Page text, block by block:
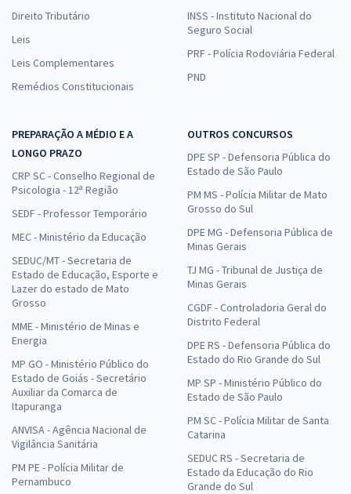
Direito Tributário
Leis
Leis Complementares
Remédios Constitucionais
INSS - Instituto Nacional do
Seguro Social
PRF - Polícia Rodoviária Federal
PND
PREPARAÇÃO A MÉDIO E A
LONGO PRAZO
CRP SC - Conselho Regional de
Psicologia - 12ª Região
SEDF - Professor Temporário
MEC - Ministério da Educação
SEDUC/MT - Secretaria de
Estado de Educação, Esporte e
Lazer do estado de Mato
Grosso
MME - Ministério de Minas e
Energia
MP GO - Ministério Público do
Estado de Goiás - Secretário
Auxiliar da Comarca de
Itapuranga
ANVISA - Agência Nacional de
Vigilância Sanitária
PM PE - Polícia Militar de
Pernambuco
OUTROS CONCURSOS
DPE SP - Defensoria Pública do
Estado de São Paulo
PM MS - Polícia Militar de Mato
Grosso do Sul
DPE MG - Defensoria Pública de
Minas Gerais
TJ MG - Tribunal de Justiça de
Minas Gerais
CGDF - Controladoria Geral do
Distrito Federal
DPE RS - Defensoria Pública do
Estado do Rio Grande do Sul
MP SP - Ministério Público do
Estado de São Paulo
PM SC - Polícia Militar de Santa
Catarina
SEDUC RS - Secretaria de
Estado da Educação do Rio
Grande do Sul